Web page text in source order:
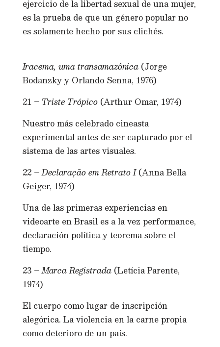
ejercicio de la libertad sexual de una mujer,
es la prueba de que un género popular no
es solamente hecho por sus clichés.
Iracema, uma transamazônica (Jorge
Bodanzky y Orlando Senna, 1976)
21 – Triste Trópico (Arthur Omar, 1974)
Nuestro más celebrado cineasta
experimental antes de ser capturado por el
sistema de las artes visuales.
22 –Declaração em Retrato I(Anna Bella
Geiger, 1974)
Una de las primeras experiencias en
videoarte en Brasil es a la vez performance,
declaración política y teorema sobre el
tiempo.
23 –Marca Registrada (Letícia Parente,
1974)
El cuerpo como lugar de inscripción
alegórica. La violencia en la carne propia
como deterioro de un país.